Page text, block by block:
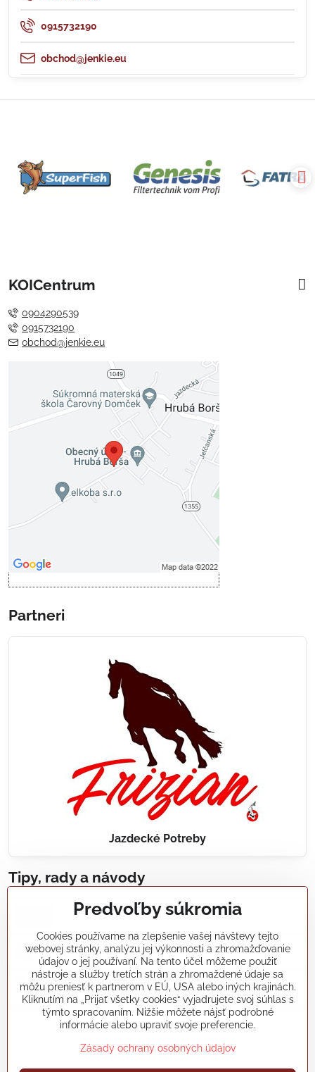
0915732190
obchod@jenkie.eu
KOICentrum
0904290539
0915732190
obchod@jenkie.eu
Externý obsah je blokovaný
Voľbami súkromia
Prajete si načítať externý obsah?
Povoliť tentokrát
Povoliť a zapamätať - súhlas s
Partneri
Jazdecké Potreby
Tipy, rady a návody
Realizácie záhradných jazierok, bazénov, fontán,
Články a blogy
Rady a návody
koikapre/?ref=hl
Predvoľby súkromia
Cookies používame na zlepšenie vašej návštevy tejto
webovej stránky, analýzu jej výkonnosti a zhromažďovanie
údajov o jej používaní. Na tento účel môžeme použiť
nástroje a služby tretích strán a zhromaždené údaje sa
môžu preniesť k partnerom v EÚ, USA alebo iných krajinách.
Kliknutím na „Prijať všetky cookies“ vyjadrujete svoj súhlas s
týmto spracovaním. Nižšie môžete nájsť podrobné
informácie alebo upraviť svoje preferencie.
Zásady ochrany osobných údajov